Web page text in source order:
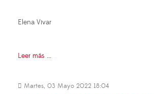
Elena Vivar
Leer más ...
Martes, 03 Mayo 2022 18:04